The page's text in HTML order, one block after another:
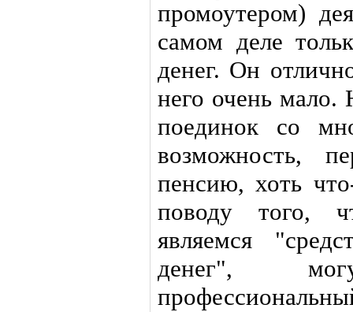
промоутером)
самом деле
денег. Он
него очень мало.
поединок со
возможность,
пенсию, хоть
поводу того,
являемся
денег",